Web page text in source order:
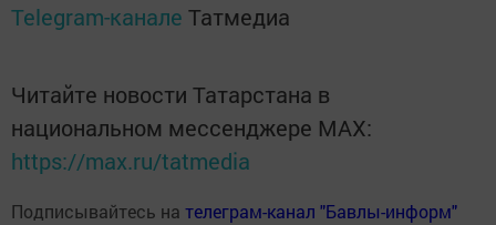
Telegram-канале Татмедиа
Читайте новости Татарстана в
национальном мессенджере MАХ:
https://max.ru/tatmedia
Подписывайтесь на телеграм-канал "Бавлы-информ"